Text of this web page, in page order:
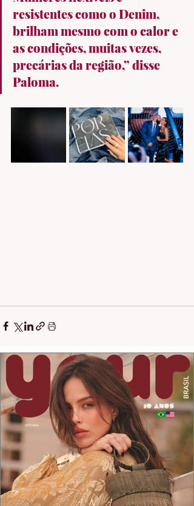
resistentes como o Denim,
brilham mesmo com o calor e
as condições, muitas vezes,
precárias da região,” disse
Paloma.